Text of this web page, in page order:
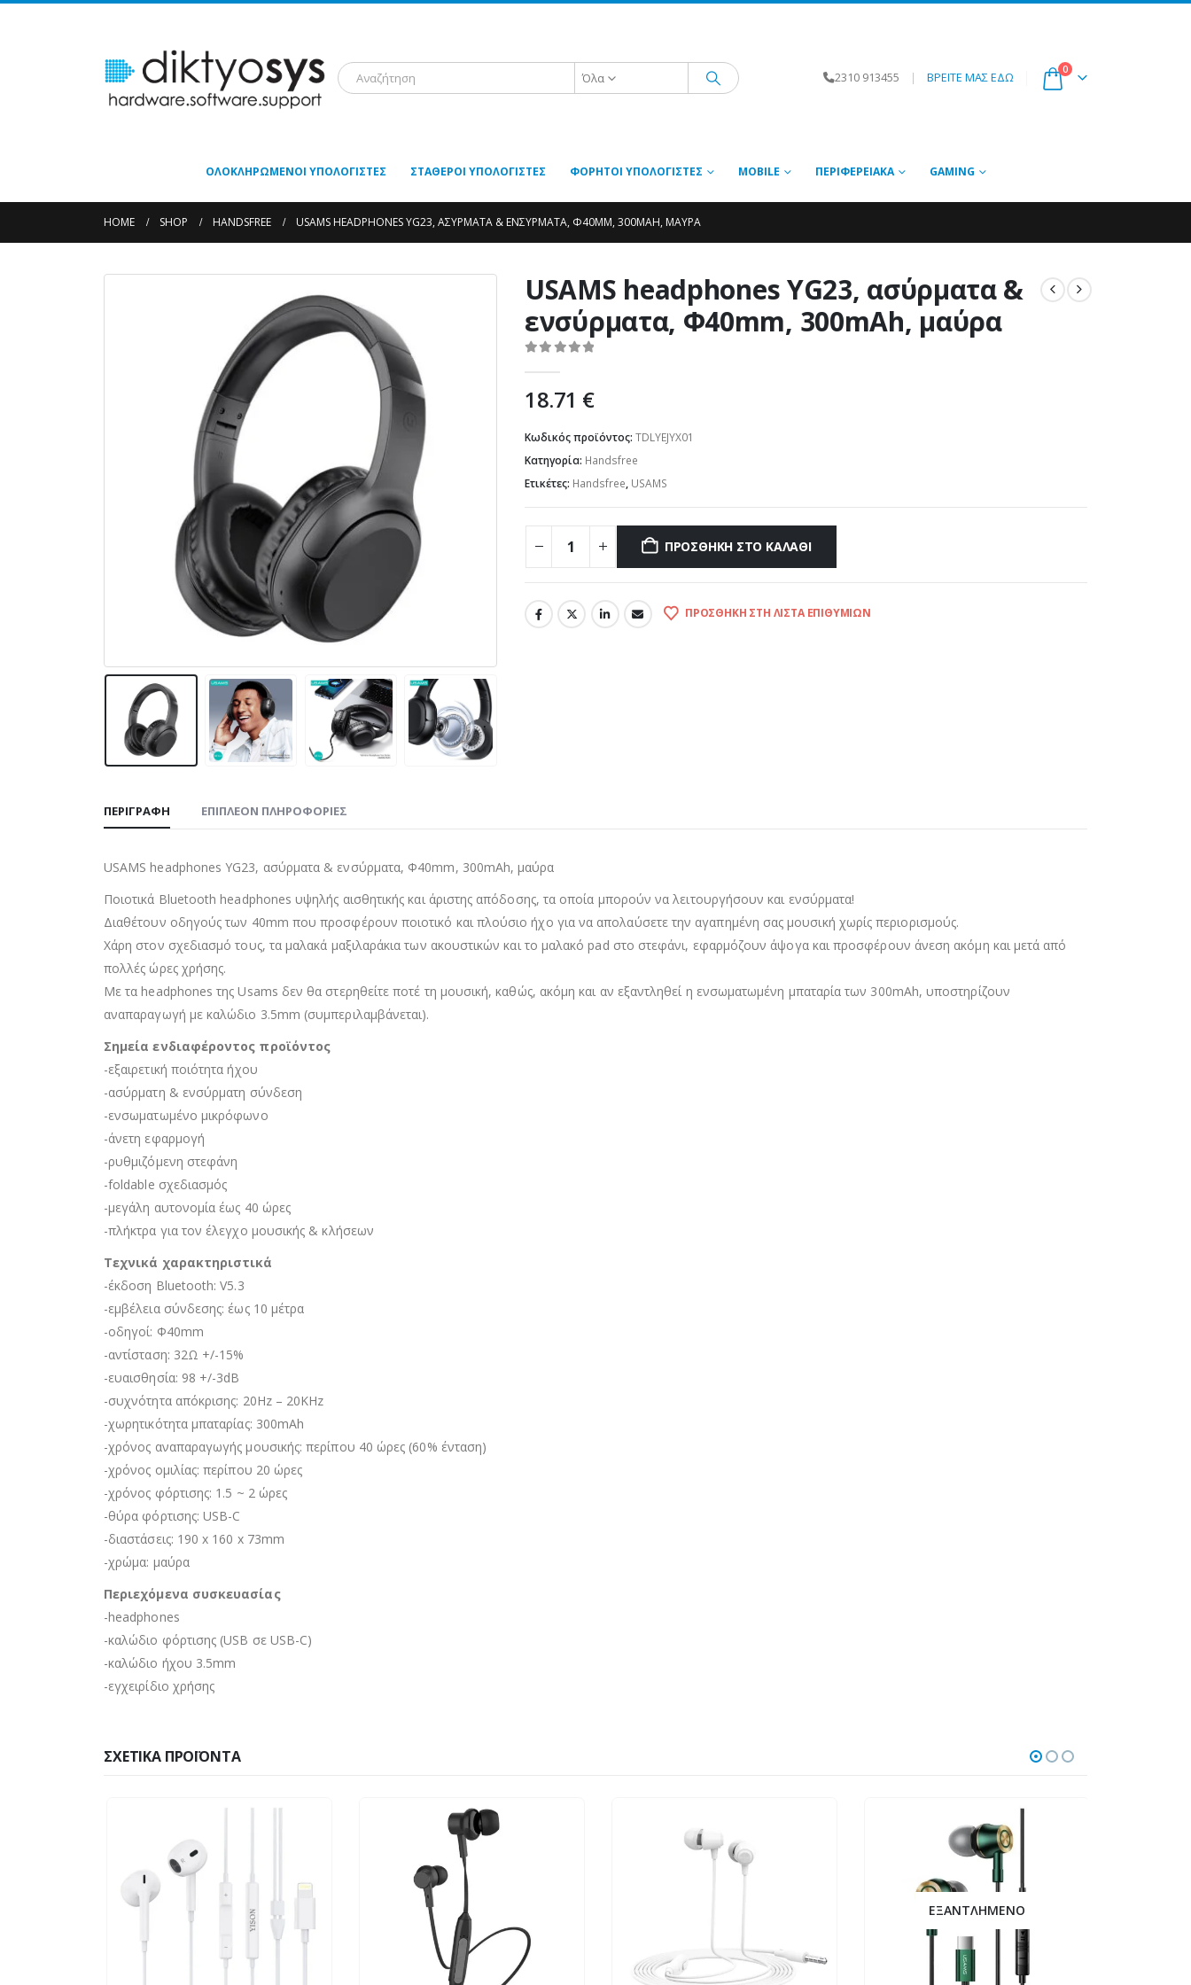
Όλα 2310 913455 | ΒΡΕΙΤΕ ΜΑΣ ΕΔΩ
0
ΟΛΟΚΛΗΡΩΜΈΝΟΙ ΥΠΟΛΟΓΙΣΤΈΣ ΣΤΑΘΕΡΟΊ ΥΠΟΛΟΓΙΣΤΈΣ ΦΟΡΗΤΟΊ ΥΠΟΛΟΓΙΣΤΈΣ MOBILE ΠΕΡΙΦΕΡΕΙΑΚΆ GAMING
HOME SHOP HANDSFREE USAMS HEADPHONES YG23, ΑΣΎΡΜΑΤΑ & ΕΝΣΎΡΜΑΤΑ, Φ40MM, 300MAH, ΜΑΎΡΑ
USAMS headphones YG23, ασύρματα &
ενσύρματα, Φ40mm, 300mAh, μαύρα
18.71 €
Κωδικός προϊόντος: TDLYEJYX01
Κατηγορία: Handsfree
Ετικέτες: Handsfree, USAMS
ΠΡΟΣΘΉΚΗ ΣΤΟ ΚΑΛΆΘΙ
ΠΡΟΣΘΉΚΗ ΣΤΗ ΛΊΣΤΑ ΕΠΙΘΥΜΙΏΝ
ΠΕΡΙΓΡΑΦΉ ΕΠΙΠΛΈΟΝ ΠΛΗΡΟΦΟΡΊΕΣ
USAMS headphones YG23, ασύρματα & ενσύρματα, Φ40mm, 300mAh, μαύρα
Ποιοτικά Bluetooth headphones υψηλής αισθητικής και άριστης απόδοσης, τα οποία μπορούν να λειτουργήσουν και ενσύρματα!
Διαθέτουν οδηγούς των 40mm που προσφέρουν ποιοτικό και πλούσιο ήχο για να απολαύσετε την αγαπημένη σας μουσική χωρίς περιορισμούς.
Χάρη στον σχεδιασμό τους, τα μαλακά μαξιλαράκια των ακουστικών και το μαλακό pad στο στεφάνι, εφαρμόζουν άψογα και προσφέρουν άνεση ακόμη και μετά από
πολλές ώρες χρήσης.
Με τα headphones της Usams δεν θα στερηθείτε ποτέ τη μουσική, καθώς, ακόμη και αν εξαντληθεί η ενσωματωμένη μπαταρία των 300mAh, υποστηρίζουν
αναπαραγωγή με καλώδιο 3.5mm (συμπεριλαμβάνεται).
Σημεία ενδιαφέροντος προϊόντος
-εξαιρετική ποιότητα ήχου
-ασύρματη & ενσύρματη σύνδεση
-ενσωματωμένο μικρόφωνο
-άνετη εφαρμογή
-ρυθμιζόμενη στεφάνη
-foldable σχεδιασμός
-μεγάλη αυτονομία έως 40 ώρες
-πλήκτρα για τον έλεγχο μουσικής & κλήσεων
Τεχνικά χαρακτηριστικά
-έκδοση Bluetooth: V5.3
-εμβέλεια σύνδεσης: έως 10 μέτρα
-οδηγοί: Φ40mm
-αντίσταση: 32Ω +/-15%
-ευαισθησία: 98 +/-3dB
-συχνότητα απόκρισης: 20Hz – 20KHz
-χωρητικότητα μπαταρίας: 300mAh
-χρόνος αναπαραγωγής μουσικής: περίπου 40 ώρες (60% ένταση)
-χρόνος ομιλίας: περίπου 20 ώρες
-χρόνος φόρτισης: 1.5 ~ 2 ώρες
-θύρα φόρτισης: USB-C
-διαστάσεις: 190 x 160 x 73mm
-χρώμα: μαύρα
Περιεχόμενα συσκευασίας
-headphones
-καλώδιο φόρτισης (USB σε USB-C)
-καλώδιο ήχου 3.5mm
-εγχειρίδιο χρήσης
ΣΧΕΤΙΚΆ ΠΡΟΪΌΝΤΑ
ΕΞΑΝΤΛΗΜΈΝΟ